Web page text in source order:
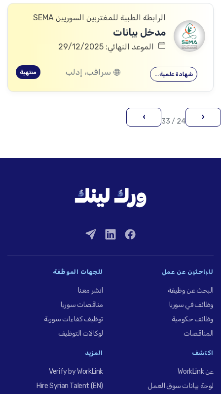
الرابطة الطبية للمغتربين السوريين SEMA
مدخل بيانات
الموعد النهائي: 29/12/2025
شهادة علمية… سراقب، إدلب منتهية
‹
24 / 33
›
للباحثين عن عمل
البحث عن وظيفة
وظائف في سوريا
وظائف حكومية
المناقصات
للجهات الموظِّفة
انشر معنا
مناقصات سوريا
توظيف كفاءات سورية
لوكالات التوظيف
اكتشف
عن WorkLink
لوحة بيانات سوق العمل
المزيد
Verify by WorkLink
Hire Syrian Talent (EN)